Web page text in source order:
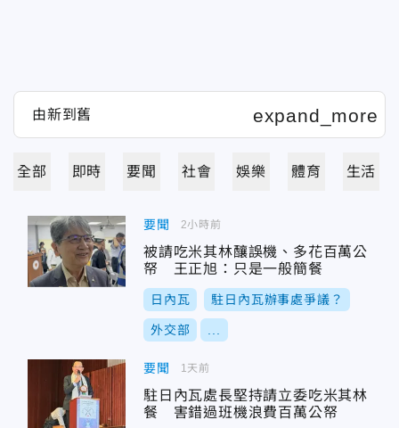
全部 即時 要聞 社會 娛樂 體育 生活
要聞
被請吃米其林釀誤機、多花百萬公
帑 王正旭：只是一般簡餐
日內瓦 駐日內瓦辦事處爭議？
外交部
2小時前
要聞
駐日內瓦處長堅持請立委吃米其林
餐 害錯過班機浪費百萬公帑
1天前